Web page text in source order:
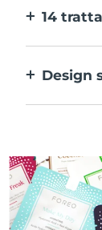
alle tue
14
ingredienti
Design